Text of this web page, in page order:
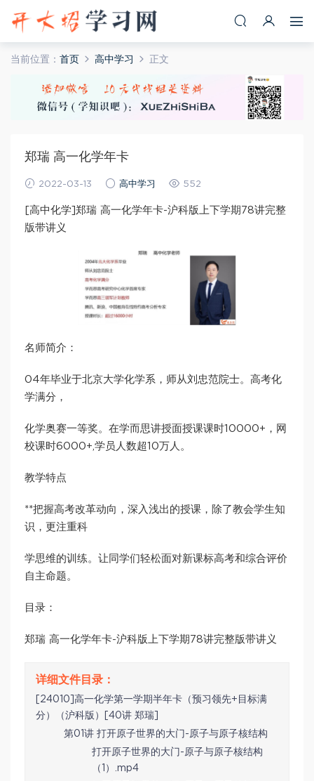
当前位置： 首页 高中学习 正文
郑瑞 高一化学年卡
2022-03-13 高中学习 552
[高中化学]郑瑞 高一化学年卡-沪科版上下学期78讲完整
版带讲义
名师简介：
04年毕业于北京大学化学系，师从刘忠范院士。高考化
学满分，
化学奥赛一等奖。在学而思讲授面授课课时10000+，网
校课时6000+,学员人数超10万人。
教学特点
**把握高考改革动向，深入浅出的授课，除了教会学生知
识，更注重科
学思维的训练。让同学们轻松面对新课标高考和综合评价
自主命题。
目录：
郑瑞 高一化学年卡-沪科版上下学期78讲完整版带讲义
[24010]高一化学第一学期半年卡（预习领先+目标满
分）（沪科版）[40讲 郑瑞]
第01讲 打开原子世界的大门-原子与原子核结构
打开原子世界的大门-原子与原子核结构
（1）.mp4